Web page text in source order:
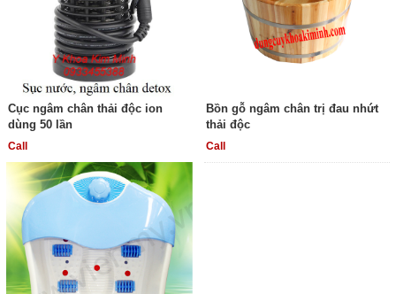
Cục ngâm chân thải độc ion
dùng 50 lần
Call
Bồn gỗ ngâm chân trị đau nhứt
thải độc
Call